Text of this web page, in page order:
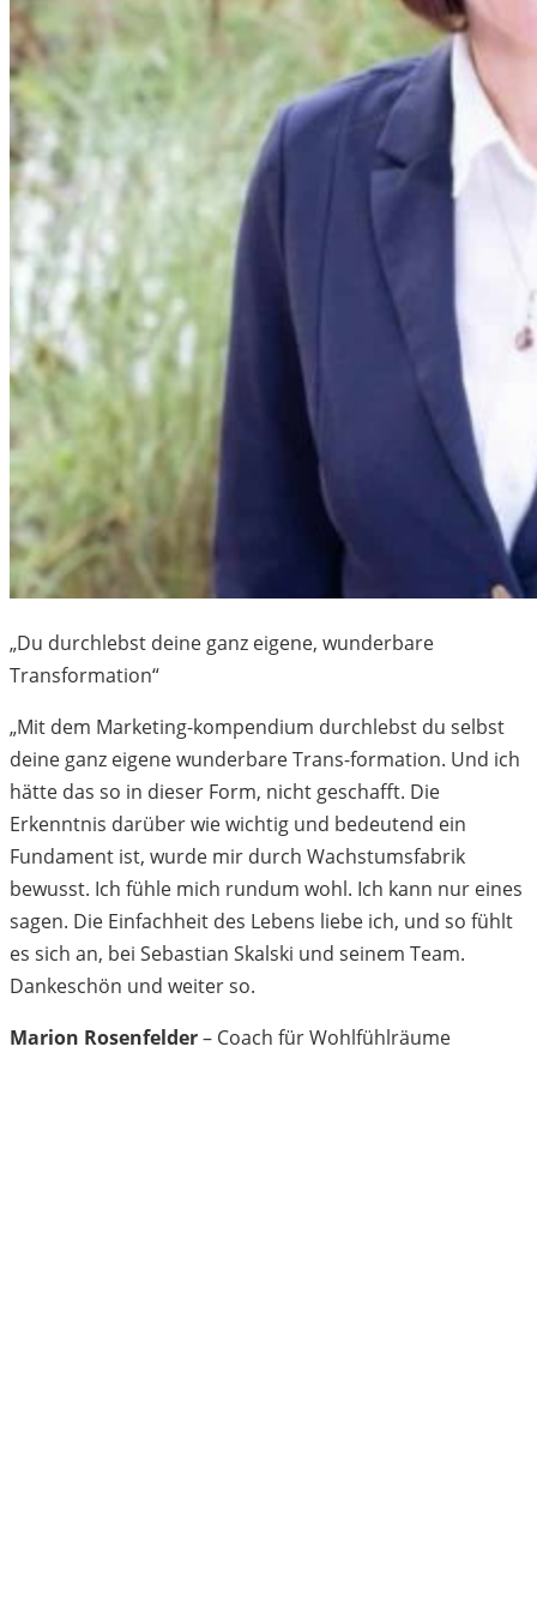
„Du durchlebst deine ganz eigene, wunderbare
Transformation“
„Mit dem Marketing-kompendium durchlebst du selbst
deine ganz eigene wunderbare Trans-formation. Und ich
hätte das so in dieser Form, nicht geschafft. Die
Erkenntnis darüber wie wichtig und bedeutend ein
Fundament ist, wurde mir durch Wachstumsfabrik
bewusst. Ich fühle mich rundum wohl. Ich kann nur eines
sagen. Die Einfachheit des Lebens liebe ich, und so fühlt
es sich an, bei Sebastian Skalski und seinem Team.
Dankeschön und weiter so.
Marion Rosenfelder– Coach für Wohlfühlräume